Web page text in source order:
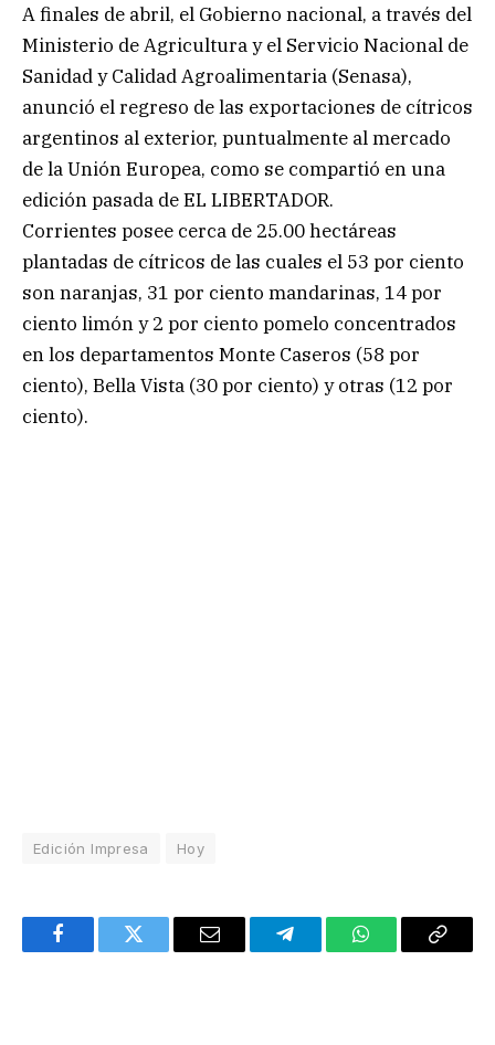
A finales de abril, el Gobierno nacional, a través del
Ministerio de Agricultura y el Servicio Nacional de
Sanidad y Calidad Agroalimentaria (Senasa),
anunció el regreso de las exportaciones de cítricos
argentinos al exterior, puntualmente al mercado
de la Unión Europea, como se compartió en una
edición pasada de EL LIBERTADOR.
Corrientes posee cerca de 25.00 hectáreas
plantadas de cítricos de las cuales el 53 por ciento
son naranjas, 31 por ciento mandarinas, 14 por
ciento limón y 2 por ciento pomelo concentrados
en los departamentos Monte Caseros (58 por
ciento), Bella Vista (30 por ciento) y otras (12 por
ciento).
Edición Impresa Hoy
FacebookTwitter Email TelegramWhatsAppCopy